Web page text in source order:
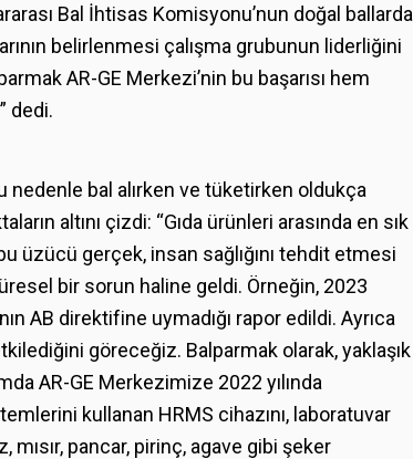
Bal İhtisas Komisyonu’nun doğal ballarda
belirlenmesi çalışma grubunun liderliğini
AR-GE Merkezi’nin bu başarısı hem
dedi.
nedenle bal alırken ve tüketirken oldukça
altını çizdi: “Gıda ürünleri arasında en sık
üzücü gerçek, insan sağlığını tehdit etmesi
bir sorun haline geldi. Örneğin, 2023
AB direktifine uymadığı rapor edildi. Ayrıca
göreceğiz. Balparmak olarak, yaklaşık
AR-GE Merkezimize 2022 yılında
kullanan HRMS cihazını, laboratuvar
pancar, pirinç, agave gibi şeker